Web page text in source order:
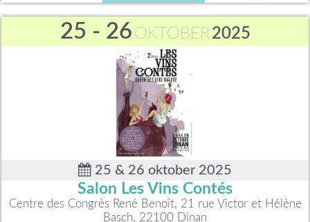
25 - 26 OKTOBER2025
25 & 26 oktober 2025
Salon Les Vins Contés
Centre des Congrès René Benoît, 21 rue Victor et Hélène
Basch, 22100 Dinan